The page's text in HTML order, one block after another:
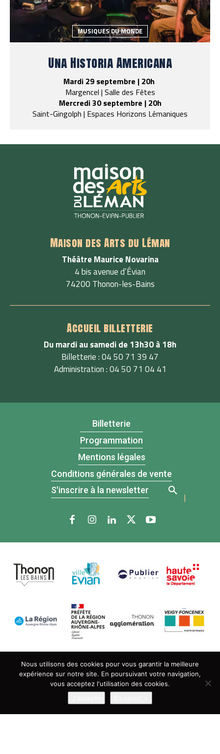
MUSIQUES DU MONDE
Una Historia Americana
Mardi 29 septembre | 20h
Margencel | Salle des Fêtes
Mercredi 30 septembre | 20h
Saint-Gingolph | Espaces Horizons Lémaniques
Maison des Arts du Léman
Théâtre Maurice Novarina
4 bis avenue d’Évian
74200 Thonon-les-Bains
Accueil billetterie
Du mardi au samedi de 13h30 à 18h
Billetterie : 04 50 71 39 47
Administration : 04 50 71 04 41
Billetterie
Programmation
Mentions légales
Conditions générales de vente
S'inscrire à la newsletter
|
Nous utilisons des cookies pour vous garantir la meilleure
expérience sur notre site. En poursuivant votre navigation,
vous acceptez l'utilisation des cookies.